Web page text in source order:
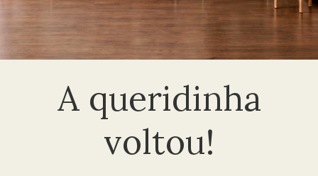
A queridinha
voltou!